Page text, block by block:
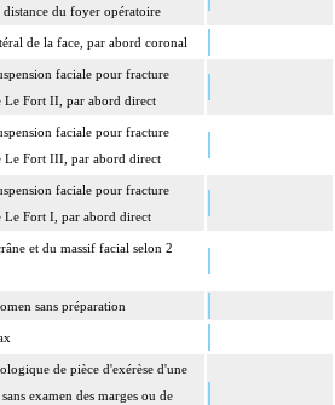
distance du foyer opératoire
de la face, par abord coronal
faciale pour fracture
Le Fort II, par abord direct
faciale pour fracture
Le Fort III, par abord direct
faciale pour fracture
Le Fort I, par abord direct
et du massif facial selon 2
sans préparation
de pièce d'exérèse d'une
examen des marges ou de